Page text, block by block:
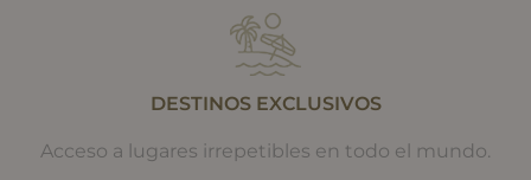
DESTINOS EXCLUSIVOS
Acceso a lugares irrepetibles en todo el mundo.